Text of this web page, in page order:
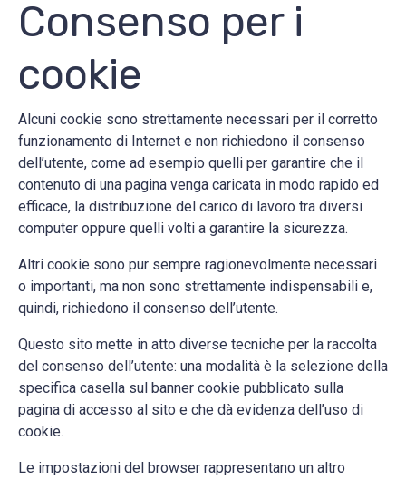
Consenso per i
cookie
Alcuni cookie sono strettamente necessari per il corretto
funzionamento di Internet e non richiedono il consenso
dell’utente, come ad esempio quelli per garantire che il
contenuto di una pagina venga caricata in modo rapido ed
efficace, la distribuzione del carico di lavoro tra diversi
computer oppure quelli volti a garantire la sicurezza.
Altri cookie sono pur sempre ragionevolmente necessari
o importanti, ma non sono strettamente indispensabili e,
quindi, richiedono il consenso dell’utente.
Questo sito mette in atto diverse tecniche per la raccolta
del consenso dell’utente: una modalità è la selezione della
specifica casella sul banner cookie pubblicato sulla
pagina di accesso al sito e che dà evidenza dell’uso di
cookie.
Le impostazioni del browser rappresentano un altro